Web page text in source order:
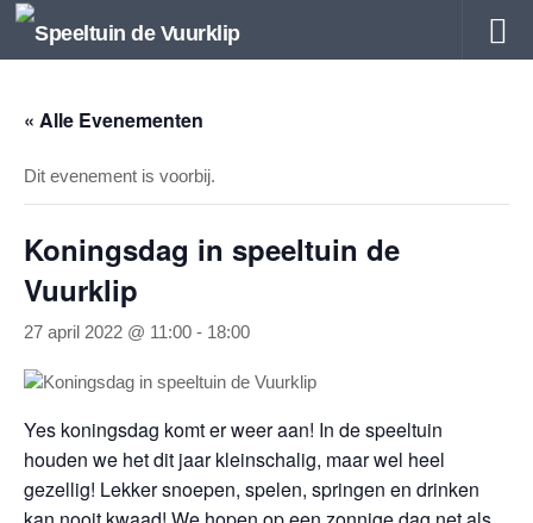
Doorgaan naar inhoud
« Alle Evenementen
Dit evenement is voorbij.
Koningsdag in speeltuin de
Vuurklip
27 april 2022 @ 11:00 - 18:00
Yes koningsdag komt er weer aan! In de speeltuin
houden we het dit jaar kleinschalig, maar wel heel
gezellig! Lekker snoepen, spelen, springen en drinken